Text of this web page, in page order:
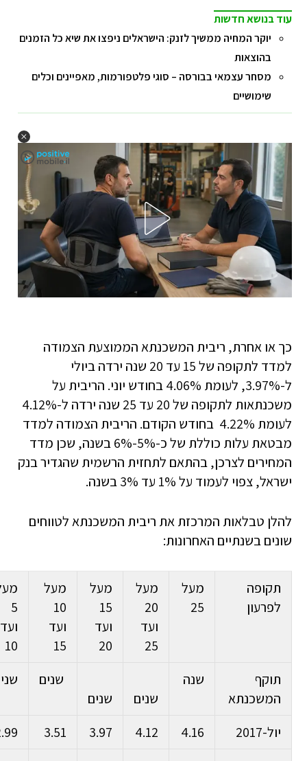
עוד בנושא חדשות
יוקר המחיה ממשיך לזנק: הישראלים ניפצו את שיא כל הזמנים
בהוצאות
מסחר עצמאי בבורסה – סוגי פלטפורמות, מאפיינים וכלים
שימושיים
כך או אחרת, ריבית המשכנתא הממוצעת הצמודה
למדד לתקופה של 15 עד 20 שנה ירדה ביולי
ל-3.97%, לעומת 4.06% בחודש יוני. הריבית על
משכנתאות לתקופה של 20 עד 25 שנה ירדה ל-4.12%
לעומת 4.22% בחודש הקודם. הריבית הצמודה למדד
מבטאת עלות כוללת של כ-5%-6% בשנה, שכן מדד
המחירים לצרכן, בהתאם לתחזית הרשמית שהגדיר בנק
ישראל, צפוי לעמוד על 1% עד 3% בשנה.
להלן טבלאות המרכזת את ריבית המשכנתא לטווחים
שונים בשנתיים האחרונות:
תקופה
לפרעון
מעל
25
מעל
20
ועד
25
מעל
15
ועד
20
מעל
10
ועד
15
5
ועד
10
תוקף
המשכנתא
שנה
שנים
שנים
שנים
יול-2017 4.16
4.12
3.97
3.51